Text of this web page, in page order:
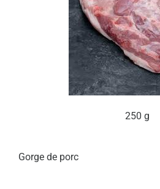
250 g
Gorge de porc